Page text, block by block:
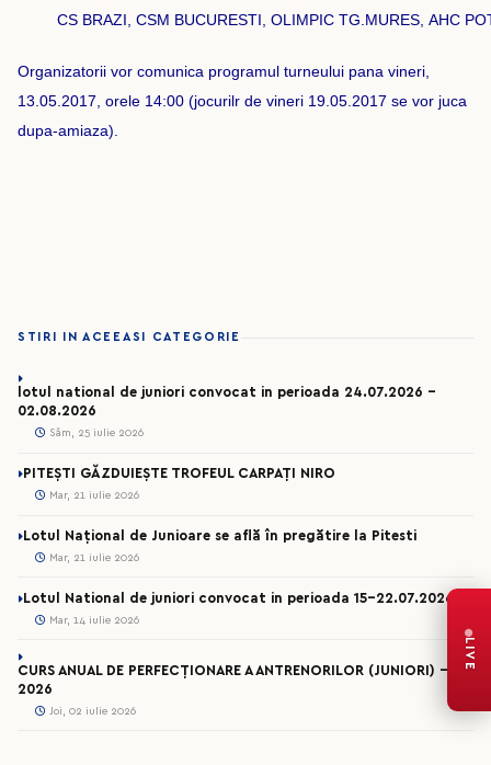
CS BRAZI, CSM BUCURESTI, OLIMPIC TG.MURES, AHC
Organizatorii vor comunica programul turneului pana vineri,
13.05.2017, orele 14:00 (jocurilr de vineri 19.05.2017 se vor juca
dupa-amiaza).
STIRI IN ACEEASI CATEGORIE
lotul national de juniori convocat in perioada 24.07.2026 –
02.08.2026
Sâm, 25 iulie 2026
PITEȘTI GĂZDUIEȘTE TROFEUL CARPAȚI NIRO
Mar, 21 iulie 2026
Lotul Național de Junioare se află în pregătire la Pitesti
Mar, 21 iulie 2026
Lotul National de juniori convocat in perioada 15-22.07.2026
Mar, 14 iulie 2026
CURS ANUAL DE PERFECȚIONARE A ANTRENORILOR (JUNIORI) -
2026
Joi, 02 iulie 2026
LIVE